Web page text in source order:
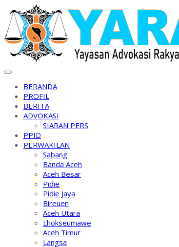
Skip
to
content
BERANDA
PROFIL
BERITA
ADVOKASI
SIARAN PERS
PPID
PERWAKILAN
Sabang
Banda Aceh
Aceh Besar
Pidie
Pidie Jaya
Bireuen
Aceh Utara
Lhokseumawe
Aceh Timur
Langsa